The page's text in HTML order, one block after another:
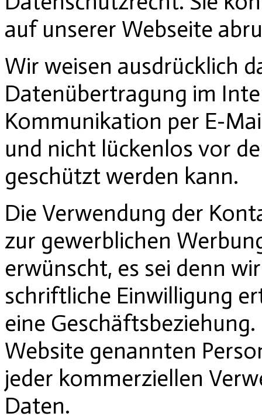
auf unserer Webseite
Wir weisen ausdrücklich
Datenübertragung im
Kommunikation per E-
und nicht lückenlos vor
geschützt werden kann.
Die Verwendung der
zur gewerblichen
erwünscht, es sei denn
schriftliche Einwilligung
eine
Website genannten
jeder kommerziellen
Daten.